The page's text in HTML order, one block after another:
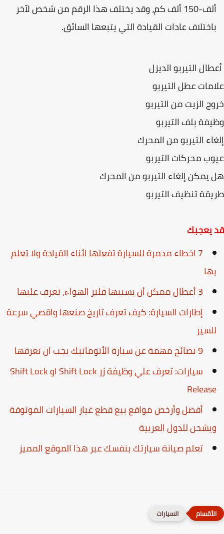
ألف-150 ألف كم، وقد يختلف هذا الرقم من شخص لآخر
عادات القيادة التي يتبعها السائق.
التيربو الديزل
عطل التيربو
الزيت من التيربو
بلف التيربو
التيربو من المحرك
محركات التيربو
إلغاء التيربو من المحرك
تنظيف التيربو
يعجبك
7 اخطاء مدمرة للسيارة تفعلها اثناء القيادة ولا تعلم
إطارات السيارة: كيف تعرف تاريخ صنعها واقصي سرعة
سيارات: تعرف علي وظيفة زر Shift Lock او Shift Lock
أفضل وأرخص مواقع بيع قطع غيار السيارات الموثوقة
للدول العربية
تعلم صيانة سيارتك بنفسك عبر هذا الموقع المميز
السيارات